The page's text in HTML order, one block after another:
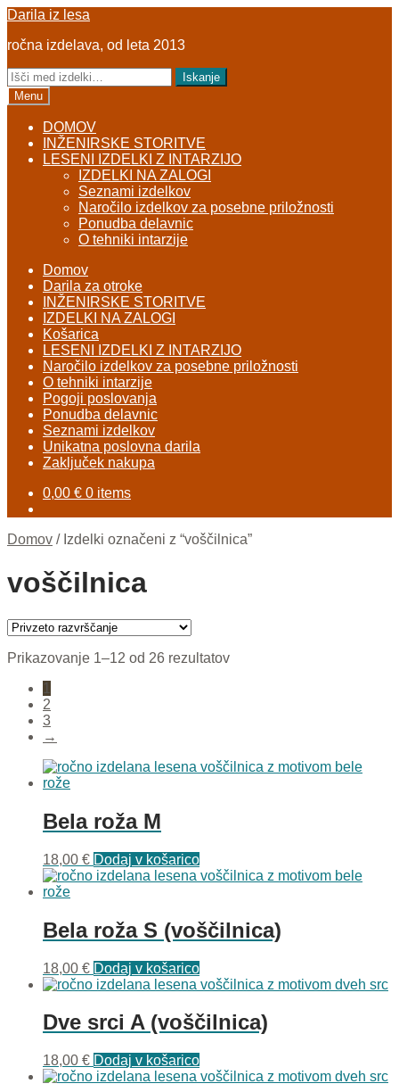
Skip
navigation
Skip
content
Darila iz lesa
ročna izdelava, od leta 2013
Išči:
Iskanje
Menu
DOMOV
INŽENIRSKE STORITVE
LESENI IZDELKI Z INTARZIJO
IZDELKI NA ZALOGI
Seznami izdelkov
Naročilo izdelkov za posebne priložnosti
Ponudba delavnic
O tehniki intarzije
Domov
Darila za otroke
INŽENIRSKE STORITVE
IZDELKI NA ZALOGI
Košarica
LESENI IZDELKI Z INTARZIJO
Naročilo izdelkov za posebne priložnosti
O tehniki intarzije
Pogoji poslovanja
Ponudba delavnic
Seznami izdelkov
Unikatna poslovna darila
Zaključek nakupa
0,00 € 0 items
Domov / Izdelki označeni z “voščilnica”
voščilnica
Prikazovanje 1–12 od 26 rezultatov
1
2
3
→
Bela roža M
18,00 € Dodaj v košarico
Bela roža S (voščilnica)
18,00 € Dodaj v košarico
Dve srci A (voščilnica)
18,00 € Dodaj v košarico